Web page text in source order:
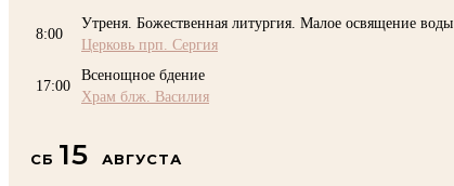
8:00
Утреня. Божественная литургия. Малое освящение воды
Церковь прп. Сергия
17:00
Всенощное бдение
Храм блж. Василия
СБ 15 АВГУСТА